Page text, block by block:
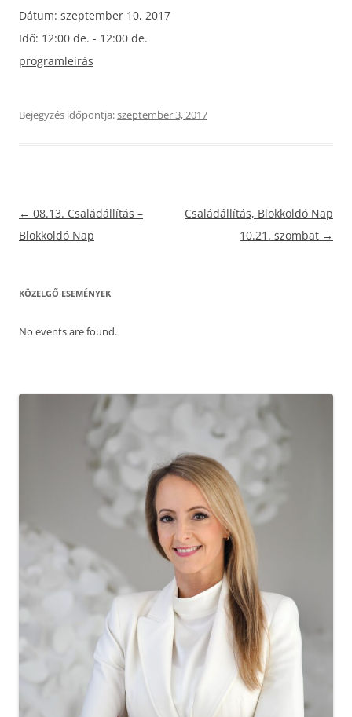
Dátum: szeptember 10, 2017
Idő: 12:00 de. - 12:00 de.
programleírás
Bejegyzés időpontja:szeptember 3, 2017
Bejegyzés
navigáció
← 08.13. Családállítás –
Blokkoldó Nap
Családállítás, Blokkoldó Nap
10.21. szombat →
KÖZELGŐ ESEMÉNYEK
No events are found.